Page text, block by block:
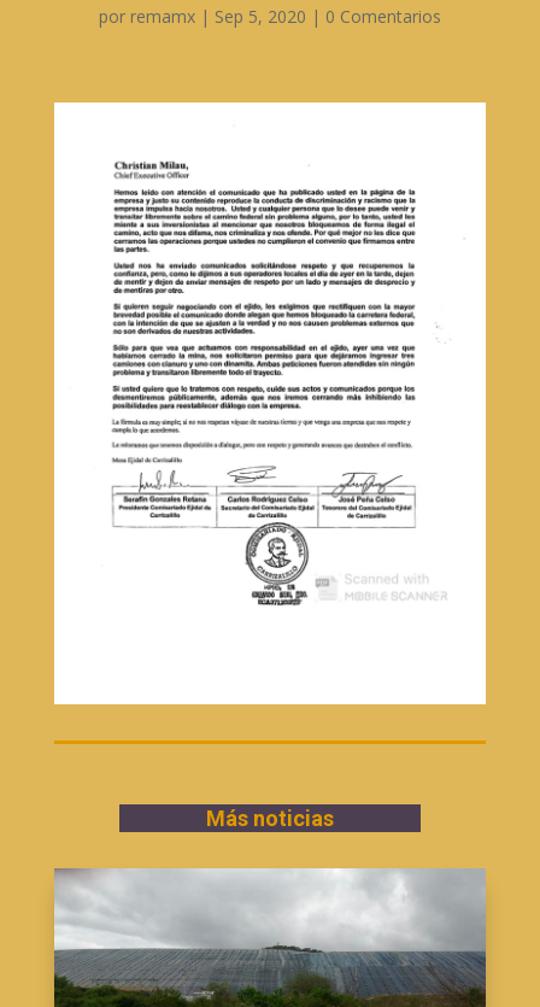
por remamx| Sep 5, 2020 | 0 Comentarios
Más noticias